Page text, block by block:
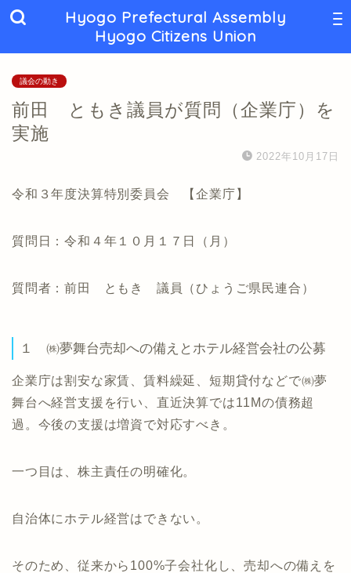
Hyogo Prefectural Assembly
Hyogo Citizens Union
議会の動き
前田 ともき議員が質問（企業庁）を
実施
2022年10月17日
令和３年度決算特別委員会 【企業庁】
質問日：令和４年１０月１７日（月）
質問者：前田 ともき 議員（ひょうご県民連合）
１ ㈱夢舞台売却への備えとホテル経営会社の公募
企業庁は割安な家賃、賃料繰延、短期貸付などで㈱夢
舞台へ経営支援を行い、直近決算では11Mの債務超
過。今後の支援は増資で対応すべき。
一つ目は、株主責任の明確化。
自治体にホテル経営はできない。
そのため、従来から100%子会社化し、売却への備えを